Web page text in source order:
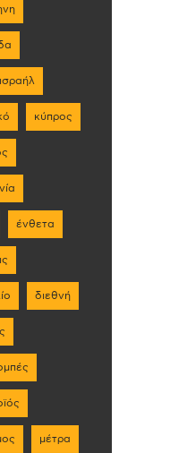
ισραήλ
κύπρος
ένθετα
διεθνή
μέτρα